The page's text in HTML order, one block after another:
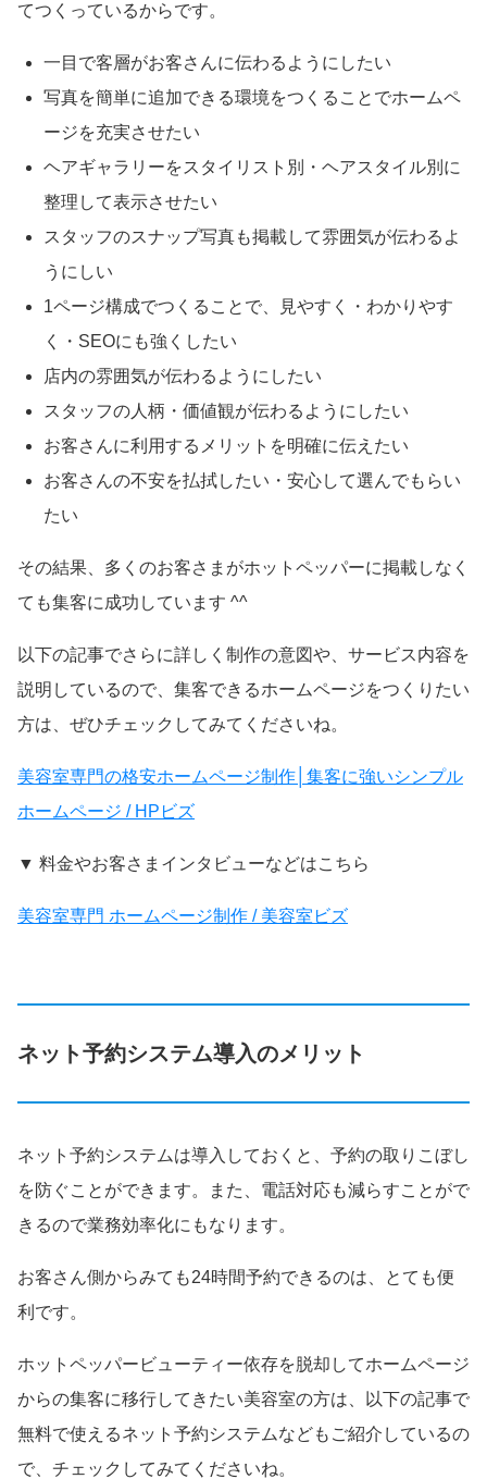
てつくっているからです。
一目で客層がお客さんに伝わるようにしたい
写真を簡単に追加できる環境をつくることでホームペ
ージを充実させたい
ヘアギャラリーをスタイリスト別・ヘアスタイル別に
整理して表示させたい
スタッフのスナップ写真も掲載して雰囲気が伝わるよ
うにしい
1ページ構成でつくることで、見やすく・わかりやす
く・SEOにも強くしたい
店内の雰囲気が伝わるようにしたい
スタッフの人柄・価値観が伝わるようにしたい
お客さんに利用するメリットを明確に伝えたい
お客さんの不安を払拭したい・安心して選んでもらい
たい
その結果、多くのお客さまがホットペッパーに掲載しなく
ても集客に成功しています ^^
以下の記事でさらに詳しく制作の意図や、サービス内容を
説明しているので、集客できるホームページをつくりたい
方は、ぜひチェックしてみてくださいね。
美容室専門の格安ホームページ制作│集客に強いシンプル
ホームページ / HPビズ
▼ 料金やお客さまインタビューなどはこちら
美容室専門 ホームページ制作 / 美容室ビズ
ネット予約システム導入のメリット
ネット予約システムは導入しておくと、予約の取りこぼし
を防ぐことができます。また、電話対応も減らすことがで
きるので業務効率化にもなります。
お客さん側からみても24時間予約できるのは、とても便
利です。
ホットペッパービューティー依存を脱却してホームページ
からの集客に移行してきたい美容室の方は、以下の記事で
無料で使えるネット予約システムなどもご紹介しているの
で、チェックしてみてくださいね。